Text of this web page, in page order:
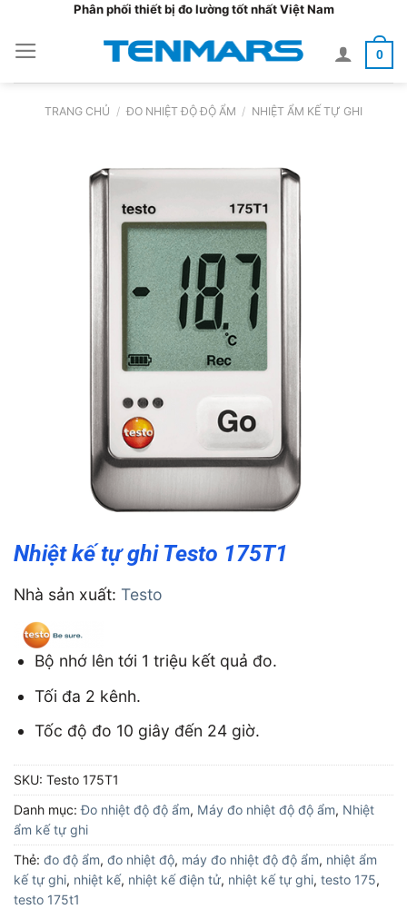
nội
dung
Phân phối thiết bị đo lường tốt nhất Việt Nam
0
TRANG CHỦ / ĐO NHIỆT ĐỘ ĐỘ ẨM / NHIỆT ẨM KẾ TỰ GHI
Nhiệt kế tự ghi Testo 175T1
Nhà sản xuất: Testo
Bộ nhớ lên tới 1 triệu kết quả đo.
Tối đa 2 kênh.
Tốc độ đo 10 giây đến 24 giờ.
SKU: Testo 175T1
Danh mục:Đo nhiệt độ độ ẩm, Máy đo nhiệt độ độ ẩm, Nhiệt
ẩm kế tự ghi
Thẻ: đo độ ẩm, đo nhiệt độ, máy đo nhiệt độ độ ẩm, nhiệt ẩm
kế tự ghi, nhiệt kế, nhiệt kế điện tử, nhiệt kế tự ghi, testo 175,
testo 175t1